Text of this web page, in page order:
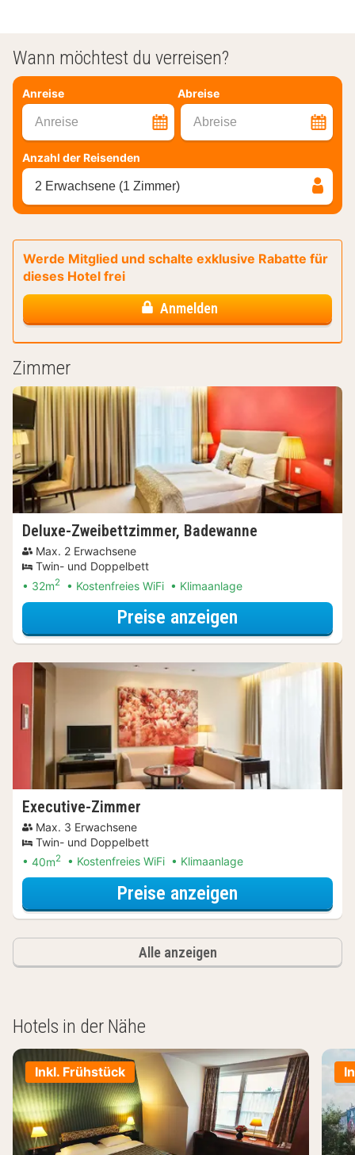
Wann möchtest du verreisen?
Anreise Abreise
Anreise Abreise
Anzahl der Reisenden
2 Erwachsene (1 Zimmer)
Werde Mitglied und schalte exklusive Rabatte für
dieses Hotel frei
Anmelden
Zimmer
Deluxe-Zweibettzimmer, Badewanne
Max. 2 Erwachsene
Twin- und Doppelbett
32m2 Kostenfreies WiFi Klimaanlage
Preise anzeigen
Executive-Zimmer
Max. 3 Erwachsene
Twin- und Doppelbett
40m2 Kostenfreies WiFi Klimaanlage
Preise anzeigen
Alle anzeigen
Hotels in der Nähe
Inkl. Frühstück